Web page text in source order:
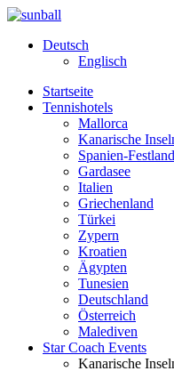
Deutsch
Englisch
Startseite
Tennishotels
Mallorca
Kanarische
Spanien-Festland
Gardasee
Italien
Griechenland
Türkei
Zypern
Kroatien
Ägypten
Tunesien
Deutschland
Österreich
Malediven
Star Coach Events
Kanarische